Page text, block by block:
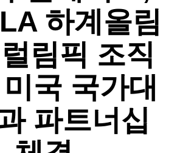
하계올림
림픽 조직
국 국가대
파트너십